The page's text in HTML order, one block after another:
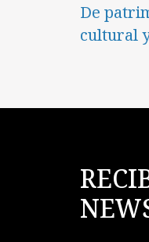
De
cultural